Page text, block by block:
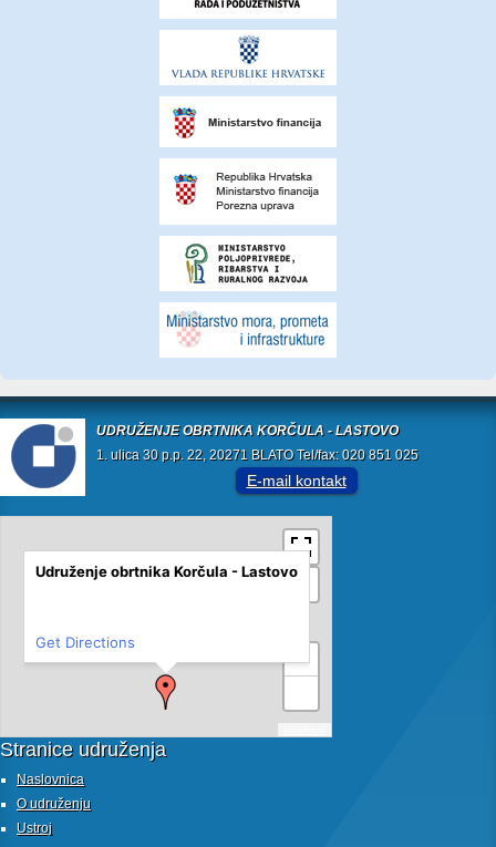
UDRUŽENJE OBRTNIKA KORČULA - LASTOVO
1. ulica 30 p.p. 22, 20271 BLATO Tel/fax: 020 851 025
E-mail kontakt
+
Udruženje obrtnika Korčula - Lastovo
Get Directions
Stranice udruženja
Naslovnica
O udruženju
Ustroj